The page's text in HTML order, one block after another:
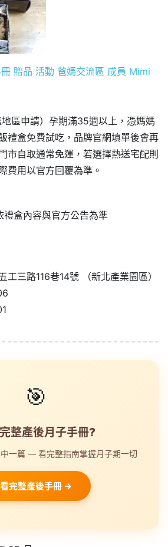
贈品 活動 爸媽交流區 成員 Mimi
區申請）孕期滿35週以上，憑媽媽
禮盒免費試吃，品牌官網填單後會再
市自取通常免運，若選擇熱送宅配則
費用以官方回覆為準。
禮盒內容與官方公告為準
工三路116巷14號 （新北產業園區）
🎯
中一篇 — 看完整指南掌握月子期一切
看完整產後手冊 →
05 月